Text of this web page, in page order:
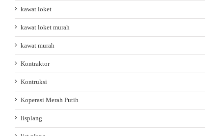
kawat loket
kawat loket murah
kawat murah
Kontraktor
Kontruksi
Koperasi Merah Putih
lisplang